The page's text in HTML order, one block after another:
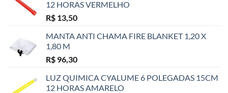
12 HORAS VERMELHO
R$ 13,50
MANTA ANTI CHAMA FIRE BLANKET 1,20 X
1,80 M
R$ 96,30
LUZ QUIMICA CYALUME 6 POLEGADAS 15CM
12 HORAS AMARELO